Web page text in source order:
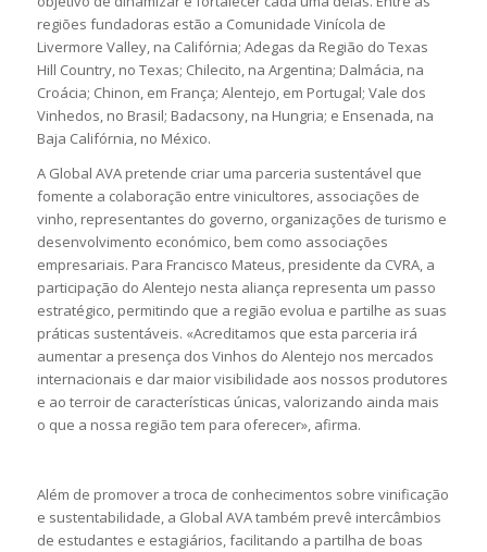
regiões fundadoras estão a Comunidade Vinícola de
Livermore Valley, na Califórnia; Adegas da Região do Texas
Hill Country, no Texas; Chilecito, na Argentina; Dalmácia, na
Croácia; Chinon, em França; Alentejo, em Portugal; Vale dos
Vinhedos, no Brasil; Badacsony, na Hungria; e Ensenada, na
Baja Califórnia, no México.
A Global AVA pretende criar uma parceria sustentável que
fomente a colaboração entre vinicultores, associações de
vinho, representantes do governo, organizações de turismo e
desenvolvimento económico, bem como associações
empresariais. Para Francisco Mateus, presidente da CVRA, a
participação do Alentejo nesta aliança representa um passo
estratégico, permitindo que a região evolua e partilhe as suas
práticas sustentáveis. «Acreditamos que esta parceria irá
aumentar a presença dos Vinhos do Alentejo nos mercados
internacionais e dar maior visibilidade aos nossos produtores
e ao terroir de características únicas, valorizando ainda mais
o que a nossa região tem para oferecer», afirma.
Além de promover a troca de conhecimentos sobre vinificação
e sustentabilidade, a Global AVA também prevê intercâmbios
de estudantes e estagiários, facilitando a partilha de boas